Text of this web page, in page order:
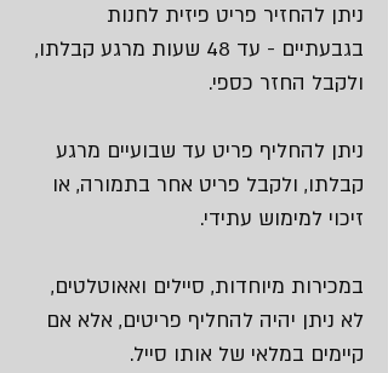
ניתן להחזיר פריט פיזית לחנות
בגבעתיים - עד 48 שעות מרגע קבלתו,
ולקבל החזר כספי.
ניתן להחליף פריט עד שבועיים מרגע
קבלתו, ולקבל פריט אחר בתמורה, או
זיכוי למימוש עתידי.
במכירות מיוחדות, סיילים ואאוטלטים,
לא ניתן יהיה להחליף פריטים, אלא אם
קיימים במלאי של אותו סייל.